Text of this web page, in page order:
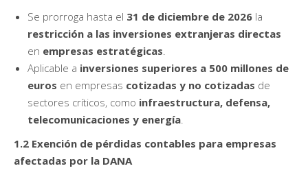
Se prorroga hasta el 31 de diciembre de 2026 la
restricción a las inversiones extranjeras directas
en empresas estratégicas
Aplicable a inversiones superiores a 500 millones de
euros en empresas cotizadas y no cotizadas de
sectores críticos, como infraestructura, defensa,
telecomunicaciones y energía
1.2 Exención de pérdidas contables para empresas
afectadas por la DANA